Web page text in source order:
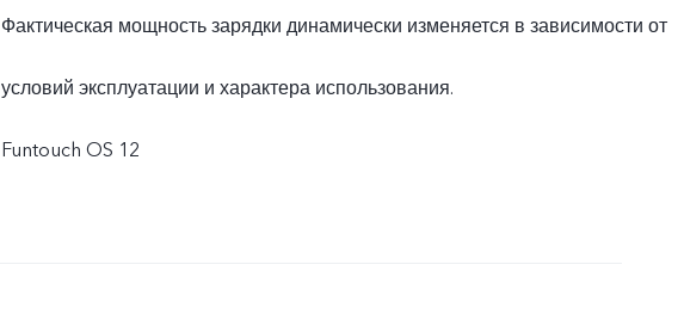
Фактическая мощность зарядки динамически изменяется в зависимости от
условий эксплуатации и характера использования.
Funtouch OS 12